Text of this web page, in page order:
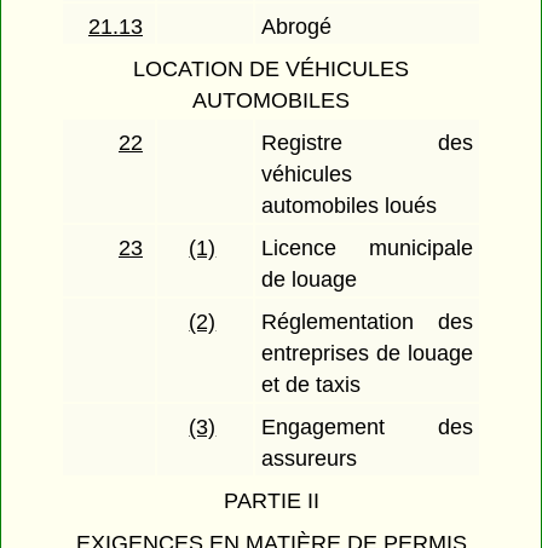
21.13
Abrogé
LOCATION DE VÉHICULES
AUTOMOBILES
22
Registre des
véhicules
automobiles loués
23
(1)
Licence municipale
de louage
(2)
Réglementation des
entreprises de louage
et de taxis
(3)
Engagement des
assureurs
PARTIE II